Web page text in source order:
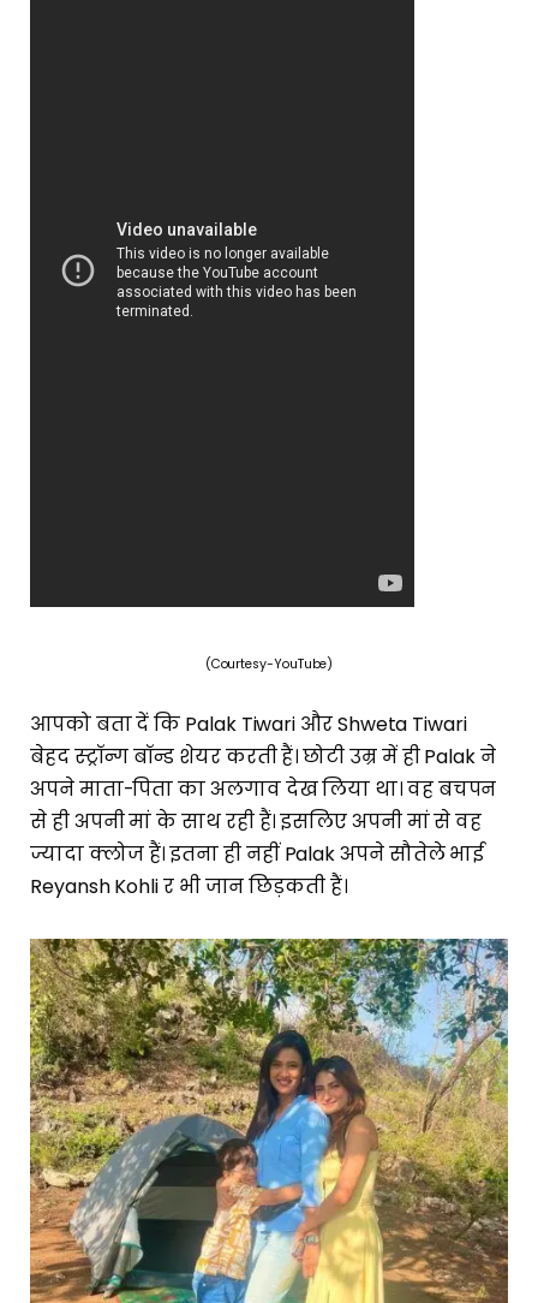
(Courtesy-YouTube)
आपको बता दें कि Palak Tiwari और Shweta Tiwari
बेहद स्ट्रॉन्ग बॉन्ड शेयर करती हैं। छोटी उम्र में ही Palak ने
अपने माता-पिता का अलगाव देख लिया था। वह बचपन
से ही अपनी मां के साथ रही हैं। इसलिए अपनी मां से वह
ज्यादा क्लोज हैं। इतना ही नहीं Palak अपने सौतेले भाई
Reyansh Kohli र भी जान छिड़कती हैं।